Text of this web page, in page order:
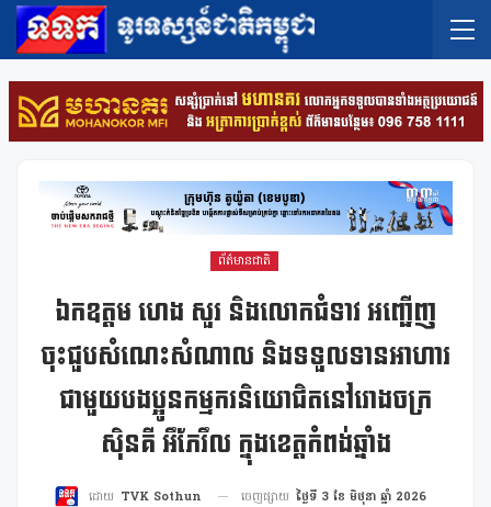
ព័ត៌មានជាតិ
ឯកឧត្តម ហេង សួរ និងលោកជំទាវ អញ្ជើញ
ចុះជួបសំណេះសំណាល និងទទួលទានអាហារ
ជាមួយបងប្អូនកម្មករនិយោជិតនៅរោងចក្រ
ស៊ិនគី អឹភែរឹល ក្នុងខេត្តកំពង់ឆ្នាំង
ដោយ TVK Sothun ចេញផ្សាយ ថ្ងៃទី 3 ខែ មិថុនា ឆ្នាំ 2026